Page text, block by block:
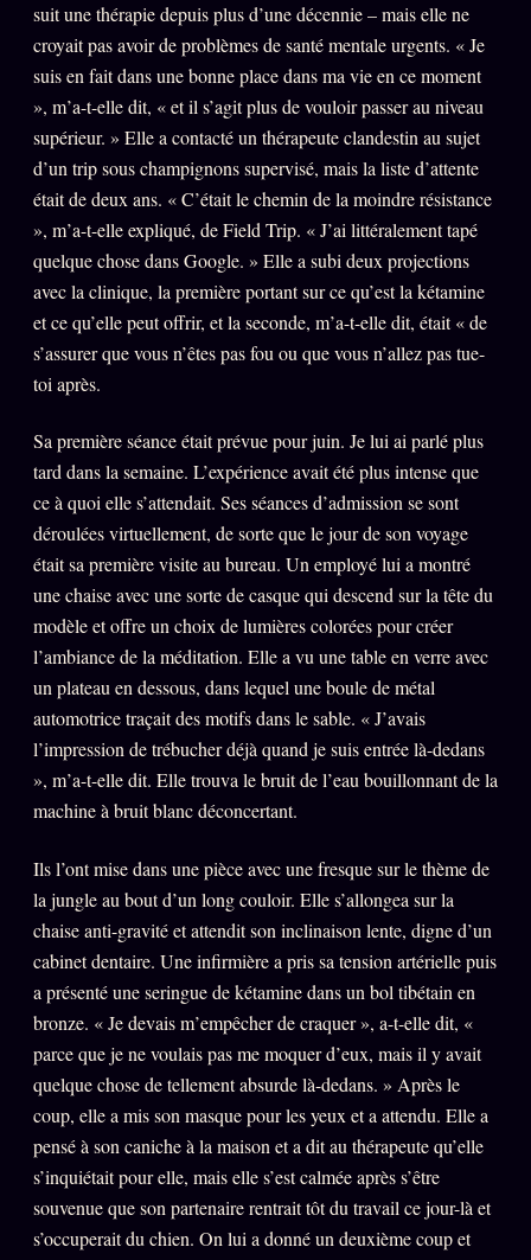
suit une thérapie depuis plus d’une décennie – mais elle ne
croyait pas avoir de problèmes de santé mentale urgents. « Je
suis en fait dans une bonne place dans ma vie en ce moment
», m’a-t-elle dit, « et il s’agit plus de vouloir passer au niveau
supérieur. » Elle a contacté un thérapeute clandestin au sujet
d’un trip sous champignons supervisé, mais la liste d’attente
était de deux ans. « C’était le chemin de la moindre résistance
», m’a-t-elle expliqué, de Field Trip. « J’ai littéralement tapé
quelque chose dans Google. » Elle a subi deux projections
avec la clinique, la première portant sur ce qu’est la kétamine
et ce qu’elle peut offrir, et la seconde, m’a-t-elle dit, était « de
s’assurer que vous n’êtes pas fou ou que vous n’allez pas tue-
toi après.
Sa première séance était prévue pour juin. Je lui ai parlé plus
tard dans la semaine. L’expérience avait été plus intense que
ce à quoi elle s’attendait. Ses séances d’admission se sont
déroulées virtuellement, de sorte que le jour de son voyage
était sa première visite au bureau. Un employé lui a montré
une chaise avec une sorte de casque qui descend sur la tête du
modèle et offre un choix de lumières colorées pour créer
l’ambiance de la méditation. Elle a vu une table en verre avec
un plateau en dessous, dans lequel une boule de métal
automotrice traçait des motifs dans le sable. « J’avais
l’impression de trébucher déjà quand je suis entrée là-dedans
», m’a-t-elle dit. Elle trouva le bruit de l’eau bouillonnant de la
machine à bruit blanc déconcertant.
Ils l’ont mise dans une pièce avec une fresque sur le thème de
la jungle au bout d’un long couloir. Elle s’allongea sur la
chaise anti-gravité et attendit son inclinaison lente, digne d’un
cabinet dentaire. Une infirmière a pris sa tension artérielle puis
a présenté une seringue de kétamine dans un bol tibétain en
bronze. « Je devais m’empêcher de craquer », a-t-elle dit, «
parce que je ne voulais pas me moquer d’eux, mais il y avait
quelque chose de tellement absurde là-dedans. » Après le
coup, elle a mis son masque pour les yeux et a attendu. Elle a
pensé à son caniche à la maison et a dit au thérapeute qu’elle
s’inquiétait pour elle, mais elle s’est calmée après s’être
souvenue que son partenaire rentrait tôt du travail ce jour-là et
s’occuperait du chien. On lui a donné un deuxième coup et